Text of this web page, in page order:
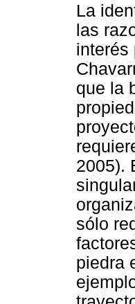
La
las
interés
que la
2005).
sólo
piedra